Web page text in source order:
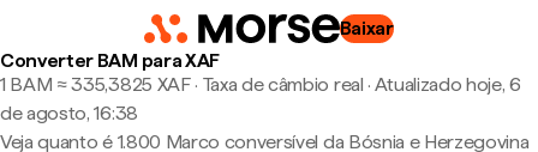
Baixar
Converter BAM para XAF
1 BAM ≈ 335,3825 XAF · Taxa de câmbio real · Atualizado hoje, 6
de agosto, 16:38
Veja quanto é 1.800 Marco conversível da Bósnia e Herzegovina